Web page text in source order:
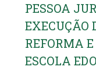
PESSOA
EXECUÇÃO
REFORMA
ESCOLA